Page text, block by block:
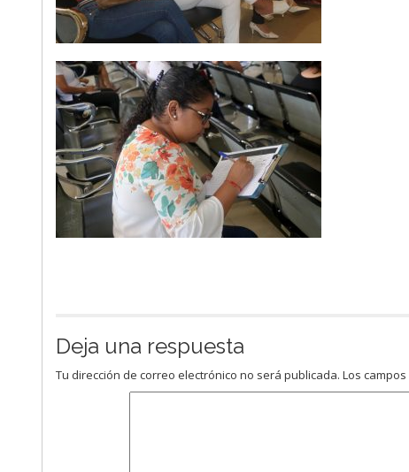
Deja una respuesta
Tu dirección de correo electrónico no será publicada. Los